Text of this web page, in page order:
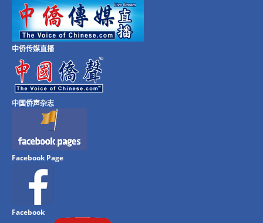
中侨传媒直播
中国侨声杂志
Facebook Page
Facebook